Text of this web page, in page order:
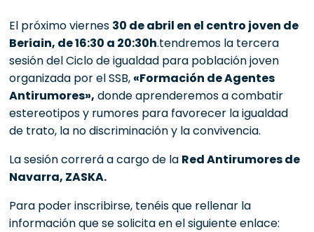
El próximo viernes 30 de abril en el centro joven de
Beriain, de 16:30 a 20:30h.tendremos la tercera
sesión del Ciclo de igualdad para población joven
organizada por el SSB, «Formación de Agentes
Antirumores», donde aprenderemos a combatir
estereotipos y rumores para favorecer la igualdad
de trato, la no discriminación y la convivencia.
La sesión correrá a cargo de la Red Antirumores de
Navarra, ZASKA.
Para poder inscribirse, tenéis que rellenar la
información que se solicita en el siguiente enlace: